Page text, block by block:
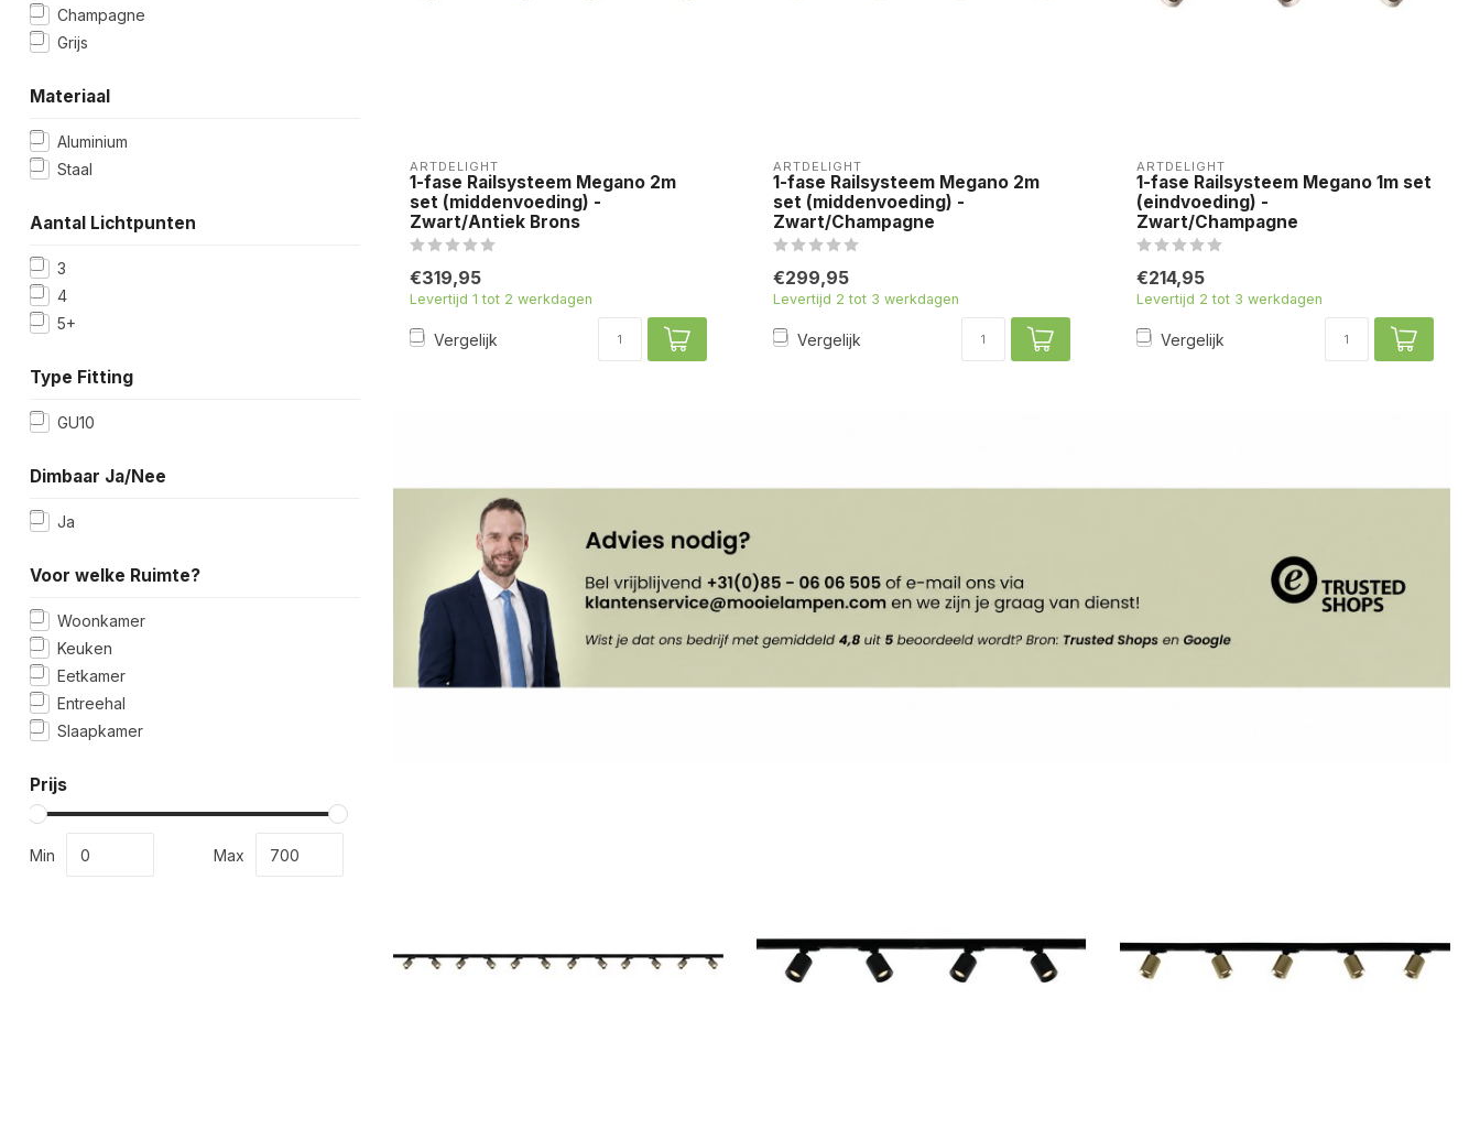
Champagne
Grijs
Materiaal
Aluminium
Staal
Aantal Lichtpunten
3
4
5+
Type Fitting
GU10
Dimbaar Ja/Nee
Ja
Voor welke Ruimte?
Woonkamer
Keuken
Eetkamer
Entreehal
Slaapkamer
Prijs
Min Max
ARTDELIGHT
1-fase Railsysteem Megano 2m
set (middenvoeding) -
Zwart/Antiek Brons
€319,95
Levertijd 1 tot 2 werkdagen
Vergelijk
ARTDELIGHT
1-fase Railsysteem Megano 2m
set (middenvoeding) -
Zwart/Champagne
€299,95
Levertijd 2 tot 3 werkdagen
Vergelijk
ARTDELIGHT
1-fase Railsysteem Megano 1m set
(eindvoeding) -
Zwart/Champagne
€214,95
Levertijd 2 tot 3 werkdagen
Vergelijk